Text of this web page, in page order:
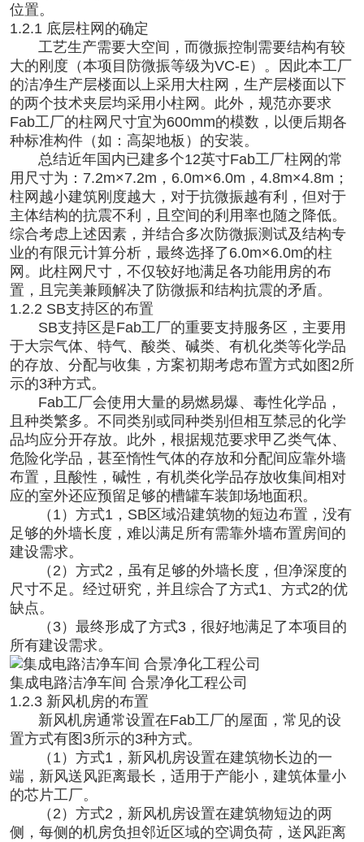
位置。
1.2.1 底层柱网的确定
工艺生产需要大空间，而微振控制需要结构有较
大的刚度（本项目防微振等级为VC-E）。因此本工厂
的洁净生产层楼面以上采用大柱网，生产层楼面以下
的两个技术夹层均采用小柱网。此外，规范亦要求
Fab工厂的柱网尺寸宜为600mm的模数，以便后期各
种标准构件（如：高架地板）的安装。
总结近年国内已建多个12英寸Fab工厂柱网的常
用尺寸为：7.2m×7.2m，6.0m×6.0m，4.8m×4.8m；
柱网越小建筑刚度越大，对于抗微振越有利，但对于
主体结构的抗震不利，且空间的利用率也随之降低。
综合考虑上述因素，并结合多次防微振测试及结构专
业的有限元计算分析，最终选择了6.0m×6.0m的柱
网。此柱网尺寸，不仅较好地满足各功能用房的布
置，且完美兼顾解决了防微振和结构抗震的矛盾。
1.2.2 SB支持区的布置
SB支持区是Fab工厂的重要支持服务区，主要用
于大宗气体、特气、酸类、碱类、有机化类等化学品
的存放、分配与收集，方案初期考虑布置方式如图2所
示的3种方式。
Fab工厂会使用大量的易燃易爆、毒性化学品，
且种类繁多。不同类别或同种类别但相互禁忌的化学
品均应分开存放。此外，根据规范要求甲乙类气体、
危险化学品，甚至惰性气体的存放和分配间应靠外墙
布置，且酸性，碱性，有机类化学品存放收集间相对
应的室外还应预留足够的槽罐车装卸场地面积。
（1）方式1，SB区域沿建筑物的短边布置，没有
足够的外墙长度，难以满足所有需靠外墙布置房间的
建设需求。
（2）方式2，虽有足够的外墙长度，但净深度的
尺寸不足。经过研究，并且综合了方式1、方式2的优
缺点。
（3）最终形成了方式3，很好地满足了本项目的
所有建设需求。
集成电路洁净车间 合景净化工程公司
1.2.3 新风机房的布置
新风机房通常设置在Fab工厂的屋面，常见的设
置方式有图3所示的3种方式。
（1）方式1，新风机房设置在建筑物长边的一
端，新风送风距离最长，适用于产能小，建筑体量小
的芯片工厂。
（2）方式2，新风机房设置在建筑物短边的两
侧，每侧的机房负担邻近区域的空调负荷，送风距离